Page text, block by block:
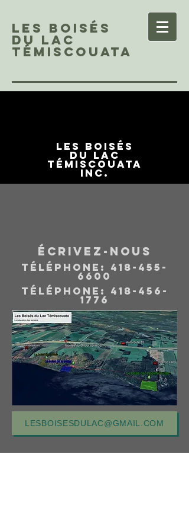
Les Boisés
du Lac
Témiscouata
LES BOISÉS
DU LAC
TÉMISCOUATA
inc.
LESBOISESDULAC@GMAIL.COM
ÉCRIVEZ-NOUS
Téléphone: 418-455-
6600
Téléphone: 418-456-
1776